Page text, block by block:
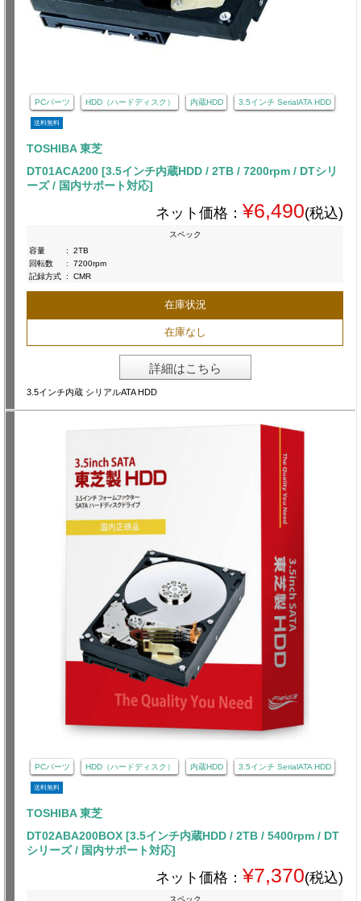
PCパーツ HDD（ハードディスク） 内蔵HDD 3.5インチ SerialATA HDD
送料無料
TOSHIBA 東芝
DT01ACA200 [3.5インチ内蔵HDD / 2TB / 7200rpm / DTシリ
ーズ / 国内サポート対応]
ネット価格： ¥6,490(税込)
スペック
容量
:
2TB
回転数
:
7200rpm
記録方式 : CMR
在庫状況
在庫なし
詳細はこちら
3.5インチ内蔵 シリアルATA HDD
PCパーツ HDD（ハードディスク） 内蔵HDD 3.5インチ SerialATA HDD
送料無料
TOSHIBA 東芝
DT02ABA200BOX [3.5インチ内蔵HDD / 2TB / 5400rpm / DT
シリーズ / 国内サポート対応]
ネット価格： ¥7,370(税込)